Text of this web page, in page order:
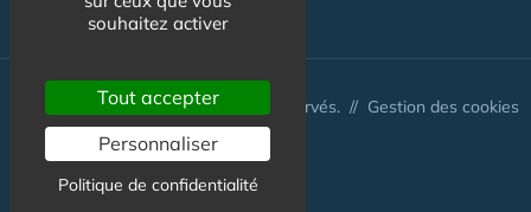
© CapCampus 2026 - Tous droits réservés. // Gestion des cookies
souhaitez activer
Tout accepter
Personnaliser
Politique de confidentialité